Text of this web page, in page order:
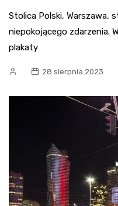
Stolica Polski, Warszawa,
niepokojącego zdarzenia.
plakaty
28 sierpnia 2023